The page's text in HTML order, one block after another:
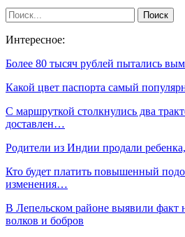
Интересное:
Более 80 тысяч рублей пытались
Какой цвет паспорта самый
С маршруткой столкнулись два
доставлен…
Родители из Индии продали
Кто будет платить повышенный
изменения…
В Лепельском районе выявили факт
волков и бобров